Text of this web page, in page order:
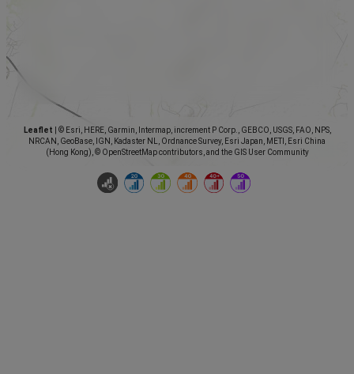
Leaflet
© Esri, HERE, Garmin, Intermap, increment P Corp., GEBCO, USGS, FAO, NPS,
NRCAN, GeoBase, IGN, Kadaster NL, Ordnance Survey, Esri Japan, METI, Esri China
(Hong Kong), © OpenStreetMap contributors, and the GIS User Community